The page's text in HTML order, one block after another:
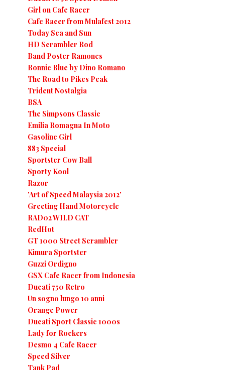
Girl on Cafe Racer
Cafe Racer from Mulafest 2012
Today Sea and Sun
HD Scrambler Rod
Band Poster Ramones
Bonnie Blue by Dino Romano
The Road to Pikes Peak
Trident Nostalgia
BSA
The Simpsons Classic
Emilia Romagna In Moto
Gasoline Girl
883 Special
Sportster Cow Ball
Sporty Kool
Razor
'Art of Speed Malaysia 2012'
Greeting Hand Motorcycle
RAD02 WILD CAT
RedHot
GT 1000 Street Scrambler
Kimura Sportster
Guzzi Ordigno
GSX Cafe Racer from Indonesia
Ducati 750 Retro
Un sogno lungo 10 anni
Orange Power
Ducati Sport Classic 1000s
Lady for Rockers
Desmo 4 Cafe Racer
Speed Silver
Tank Pad